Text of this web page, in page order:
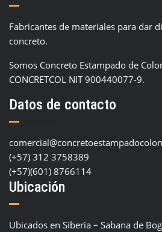
Fabricantes de materiales para dar
concreto.
Somos Concreto Estampado de
CONCRETCOL NIT 900440077-9.
Datos de contacto
(+57) 312 3758389
(+57)(601) 8766114
Ubicación
Ubicados en Siberia – Sabana de